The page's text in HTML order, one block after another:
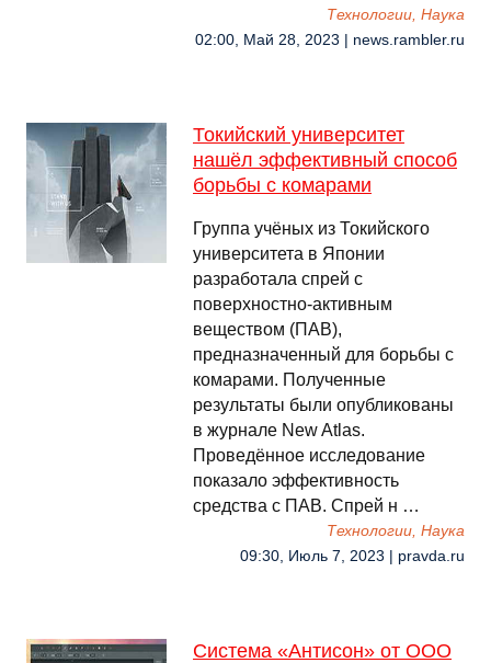
Технологии, Наука
02:00, Май 28, 2023 | news.rambler.ru
Токийский университет
нашёл эффективный способ
борьбы с комарами
Группа учёных из Токийского
университета в Японии
разработала спрей с
поверхностно-активным
веществом (ПАВ),
предназначенный для борьбы с
комарами. Полученные
результаты были опубликованы
в журнале New Atlas.
Проведённое исследование
показало эффективность
средства с ПАВ. Спрей н …
Технологии, Наука
09:30, Июль 7, 2023 | pravda.ru
Система «Антисон» от ООО